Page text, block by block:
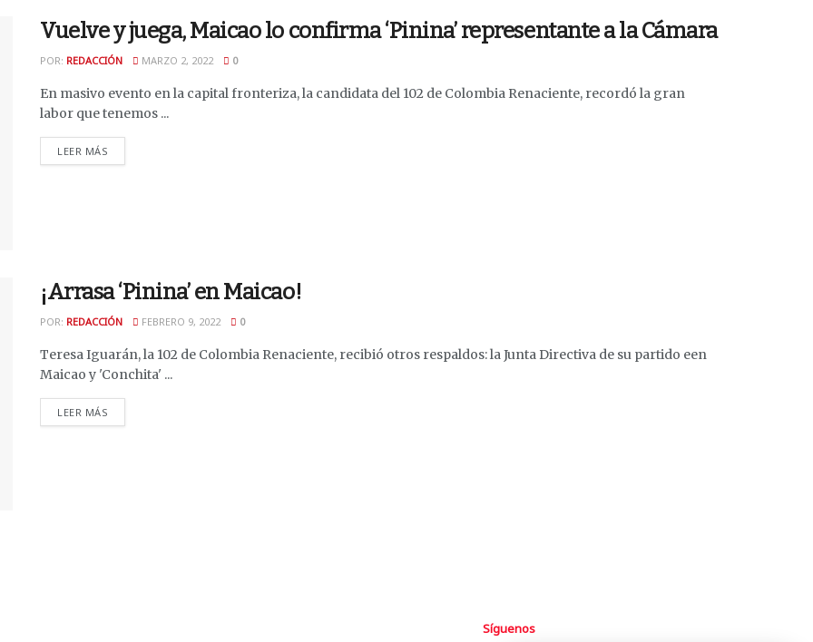
Vuelve y juega, Maicao lo confirma ‘Pinina’ representante a la Cámara
POR: REDACCIÓN MARZO 2, 2022 0
En masivo evento en la capital fronteriza, la candidata del 102 de Colombia Renaciente, recordó la gran
labor que tenemos ...
LEER MÁS
¡Arrasa ‘Pinina’ en Maicao!
POR: REDACCIÓN FEBRERO 9, 2022 0
Teresa Iguarán, la 102 de Colombia Renaciente, recibió otros respaldos: la Junta Directiva de su partido een
Maicao y 'Conchita' ...
LEER MÁS
Síguenos